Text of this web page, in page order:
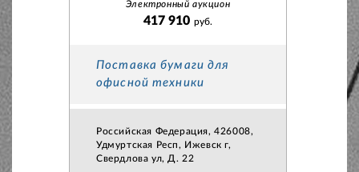
Электронный аукцион
417 910 руб.
Поставка бумаги для
офисной техники
Российская Федерация, 426008,
Удмуртская Респ, Ижевск г,
Свердлова ул, Д. 22